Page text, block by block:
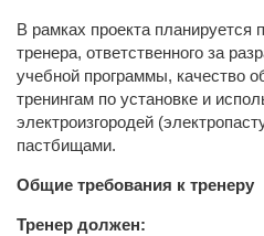
В рамках проекта планируется
тренера, ответственного за
учебной программы, качество
тренингам по установке и
электроизгородей
пастбищами.
Общие требования к тренеру
Тренер должен: